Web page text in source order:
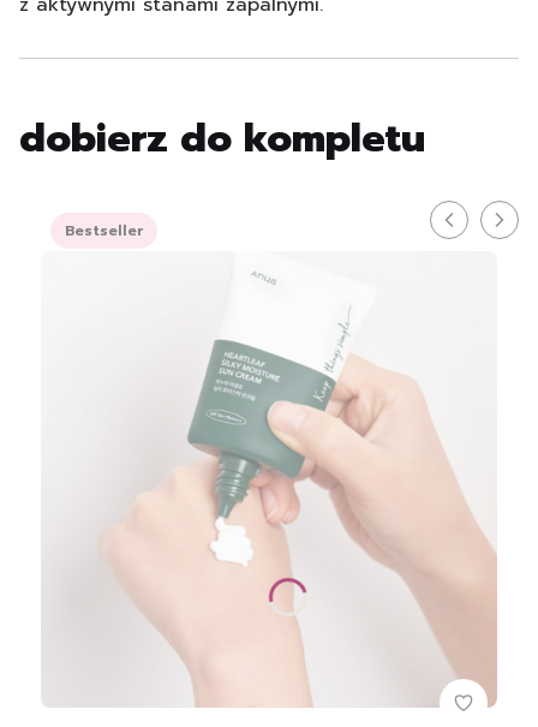
dobierz do kompletu
Bestseller